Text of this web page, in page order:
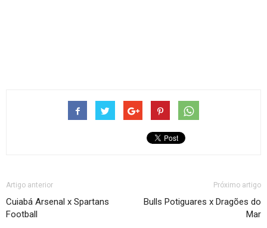
Artigo anterior
Cuiabá Arsenal x Spartans
Football
Próximo artigo
Bulls Potiguares x Dragões do
Mar